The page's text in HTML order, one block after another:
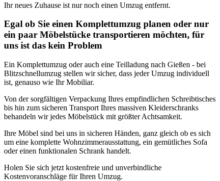
Ihr neues Zuhause ist nur noch einen Umzug entfernt.
Egal ob Sie einen Komplettumzug planen oder nur
ein paar Möbelstücke transportieren möchten, für
uns ist das kein Problem
Ein Komplettumzug oder auch eine Teilladung nach Gießen - bei
Blitzschnellumzug stellen wir sicher, dass jeder Umzug individuell
ist, genauso wie Ihr Mobiliar.
Von der sorgfältigen Verpackung Ihres empfindlichen Schreibtisches
bis hin zum sicheren Transport Ihres massiven Kleiderschranks
behandeln wir jedes Möbelstück mit größter Achtsamkeit.
Ihre Möbel sind bei uns in sicheren Händen, ganz gleich ob es sich
um eine komplette Wohnzimmerausstattung, ein gemütliches Sofa
oder einen funktionalen Schrank handelt.
Holen Sie sich jetzt kostenfreie und unverbindliche
Kostenvoranschläge für Ihren Umzug.